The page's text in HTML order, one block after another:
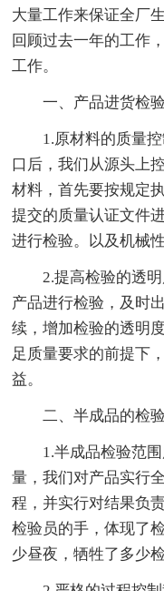
大量工作来保证全厂
回顾过去一年的工作
工作。
一、产品进货检验
1.原材料的质量
口后，我们从源头上
材料，首先要按规定
提交的质量认证文件
进行检验。以及机械性
2.提高检验的透
产品进行检验，及时
续，增加检验的透明
足质量要求的前提下
益。
二、半成品的检验
1.半成品检验范
量，我们对产品实行
程，并实行对结果负
检验员的手，体现了
少昼夜，牺牲了多少